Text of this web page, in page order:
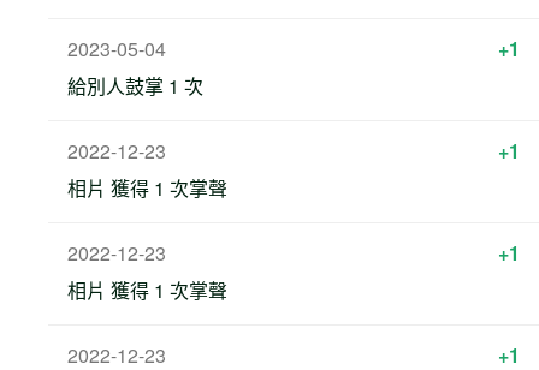
2023-05-04
+1
給別人鼓掌 1 次
2022-12-23
+1
相片 獲得 1 次掌聲
2022-12-23
+1
相片 獲得 1 次掌聲
2022-12-23
+1